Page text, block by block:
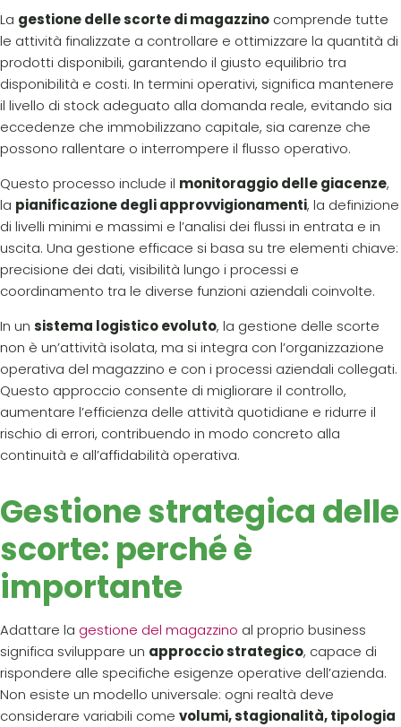
La gestione delle scorte di magazzino comprende tutte
le attività finalizzate a controllare e ottimizzare la quantità di
prodotti disponibili, garantendo il giusto equilibrio tra
disponibilità e costi. In termini operativi, significa mantenere
il livello di stock adeguato alla domanda reale, evitando sia
eccedenze che immobilizzano capitale, sia carenze che
possono rallentare o interrompere il flusso operativo.
Questo processo include il monitoraggio delle giacenze,
la pianificazione degli approvvigionamenti, la definizione
di livelli minimi e massimi e l’analisi dei flussi in entrata e in
uscita. Una gestione efficace si basa su tre elementi chiave:
precisione dei dati, visibilità lungo i processi e
coordinamento tra le diverse funzioni aziendali coinvolte.
In un sistema logistico evoluto, la gestione delle scorte
non è un’attività isolata, ma si integra con l’organizzazione
operativa del magazzino e con i processi aziendali collegati.
Questo approccio consente di migliorare il controllo,
aumentare l’efficienza delle attività quotidiane e ridurre il
rischio di errori, contribuendo in modo concreto alla
continuità e all’affidabilità operativa.
Gestione strategica delle
scorte: perché è
importante
Adattare la gestione del magazzino al proprio business
significa sviluppare un approccio strategico, capace di
rispondere alle specifiche esigenze operative dell’azienda.
Non esiste un modello universale: ogni realtà deve
considerare variabili come volumi, stagionalità, tipologia